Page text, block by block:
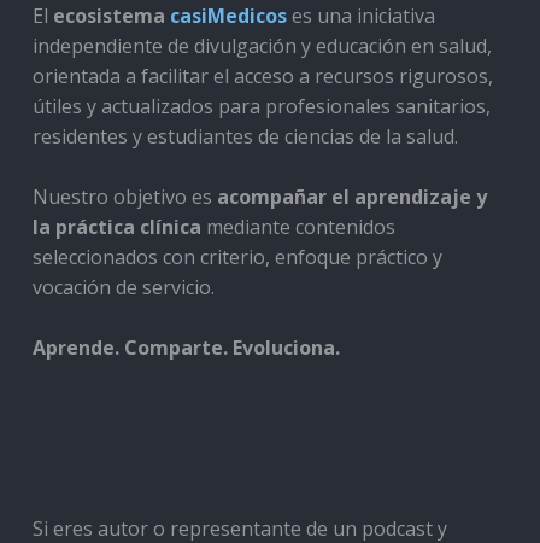
El ecosistema casiMedicoses una iniciativa
independiente de divulgación y educación en salud,
orientada a facilitar el acceso a recursos rigurosos,
útiles y actualizados para profesionales sanitarios,
residentes y estudiantes de ciencias de la salud.
Nuestro objetivo es acompañar el aprendizaje y
la práctica clínica mediante contenidos
seleccionados con criterio, enfoque práctico y
vocación de servicio.
Aprende. Comparte. Evoluciona.
Si eres autor o representante de un podcast y